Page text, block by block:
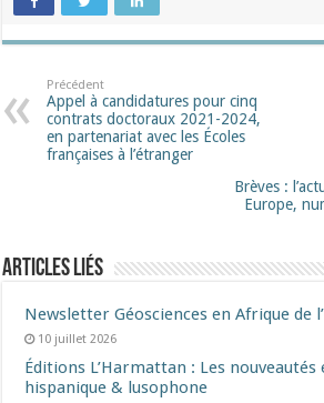
Précédent
Appel à candidatures pour cinq
contrats doctoraux 2021-2024,
en partenariat avec les Écoles
françaises à l’étranger
Brèves :
Europe,
Articles liés
Newsletter Géosciences en Afrique de
10 juillet 2026
Éditions L’Harmattan : Les nouveautés
hispanique & lusophone